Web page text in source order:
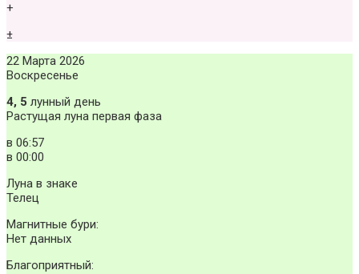
+
±
22 Марта 2026
Воскресенье
4, 5 лунный день
Растущая луна первая фаза
в 06:57
в 00:00
Луна в знаке
Телец
Магнитные бури:
Нет данных
Благоприятный: